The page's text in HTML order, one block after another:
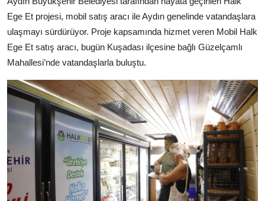
Kamu Kurumları ve Üst Kurullar
Ege Et projesi, mobil satış aracı ile Aydın genelinde vatandaşlara
ulaşmayı sürdürüyor. Proje kapsamında hizmet veren Mobil Halk
Ege Et satış aracı, bugün Kuşadası ilçesine bağlı Güzelçamlı
Mahallesi’nde vatandaşlarla buluştu.